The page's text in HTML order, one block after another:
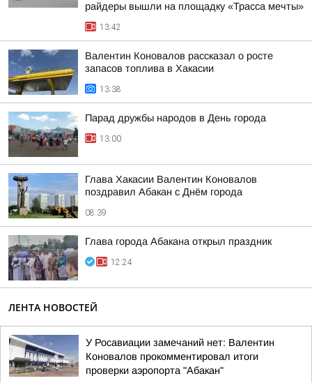
райдеры вышли на площадку «Трасса мечты»
13:42
Валентин Коновалов рассказал о росте
запасов топлива в Хакасии
13:38
Парад дружбы народов в День города
13:00
Глава Хакасии Валентин Коновалов
поздравил Абакан с Днём города
08:39
Глава города Абакана открыл праздник
12:24
ЛЕНТА НОВОСТЕЙ
У Росавиации замечаний нет: Валентин
Коновалов прокомментировал итоги
проверки аэропорта "Абакан"